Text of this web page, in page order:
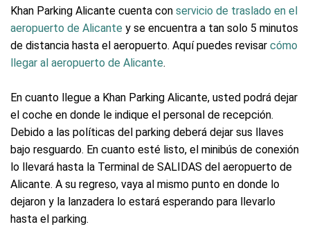
Khan Parking Alicante cuenta con servicio de traslado en el
aeropuerto de Alicante y se encuentra a tan solo 5 minutos
de distancia hasta el aeropuerto. Aquí puedes revisar cómo
llegar al aeropuerto de Alicante.
En cuanto llegue a Khan Parking Alicante, usted podrá dejar
el coche en donde le indique el personal de recepción.
Debido a las políticas del parking deberá dejar sus llaves
bajo resguardo. En cuanto esté listo, el minibús de conexión
lo llevará hasta la Terminal de SALIDAS del aeropuerto de
Alicante. A su regreso, vaya al mismo punto en donde lo
dejaron y la lanzadera lo estará esperando para llevarlo
hasta el parking.